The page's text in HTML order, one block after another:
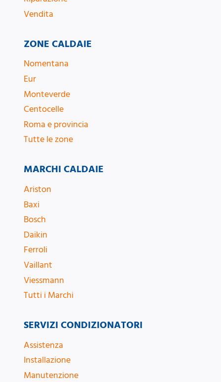
Vendita
ZONE CALDAIE
Nomentana
Eur
Monteverde
Centocelle
Roma e provincia
Tutte le zone
MARCHI CALDAIE
Ariston
Baxi
Bosch
Daikin
Ferroli
Vaillant
Viessmann
Tutti i Marchi
SERVIZI CONDIZIONATORI
Assistenza
Installazione
Manutenzione